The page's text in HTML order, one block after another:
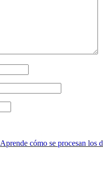
Aprende cómo se procesan los